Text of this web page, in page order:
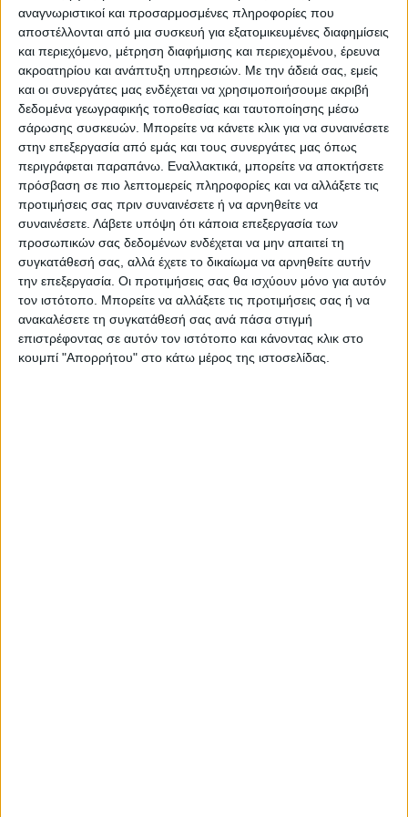
αναγνωριστικοί και προσαρμοσμένες πληροφορίες που
αποστέλλονται από μια συσκευή για εξατομικευμένες διαφημίσεις
και περιεχόμενο, μέτρηση διαφήμισης και περιεχομένου, έρευνα
ακροατηρίου και ανάπτυξη υπηρεσιών. Με την άδειά σας, εμείς
και οι συνεργάτες μας ενδέχεται να χρησιμοποιήσουμε ακριβή
δεδομένα γεωγραφικής τοποθεσίας και ταυτοποίησης μέσω
σάρωσης συσκευών. Μπορείτε να κάνετε κλικ για να συναινέσετε
στην επεξεργασία από εμάς και τους συνεργάτες μας όπως
περιγράφεται παραπάνω. Εναλλακτικά, μπορείτε να αποκτήσετε
πρόσβαση σε πιο λεπτομερείς πληροφορίες και να αλλάξετε τις
προτιμήσεις σας πριν συναινέσετε ή να αρνηθείτε να
συναινέσετε. Λάβετε υπόψη ότι κάποια επεξεργασία των
προσωπικών σας δεδομένων ενδέχεται να μην απαιτεί τη
συγκατάθεσή σας, αλλά έχετε το δικαίωμα να αρνηθείτε αυτήν
την επεξεργασία. Οι προτιμήσεις σας θα ισχύουν μόνο για αυτόν
τον ιστότοπο. Μπορείτε να αλλάξετε τις προτιμήσεις σας ή να
ανακαλέσετε τη συγκατάθεσή σας ανά πάσα στιγμή
επιστρέφοντας σε αυτόν τον ιστότοπο και κάνοντας κλικ στο
κουμπί "Απορρήτου" στο κάτω μέρος της ιστοσελίδας.
οι Περιφέρειες δεν ανταποκρίθηκαν στην
ευθύνη που είχε μετακυλήσει σε αυτές η
κυβέρνηση ΣΥΡΙΖΑ και θύμισε:
«Από τις δεκατρείς περιφέρειες της χώρας,
μόνο δύο, οι Περιφέρειες Δυτικής
Μακεδονίας και Ηπείρου έχουν προχωρήσει
στην έκδοση της διακήρυξης του έργου των
διαχειριστικών σχεδίων βόσκησης. Οι
υπόλοιπες Περιφέρειες αρνήθηκαν να τα
εκπονήσουν, επικαλούμενες, η κάθε μία από
αυτές, ποικίλους λόγους ως προς την μη
δυνατότητα υλοποίησης.
Μάλιστα, οι Περιφέρειες ΚΕΝΤΡΙΚΗΣ
ΜΑΚΕΔΟΝΙΑΣ, ΘΕΣΣΑΛΙΑΣ,